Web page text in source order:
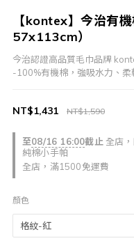
【kontex】今治有
57x113cm）
今治認證高品質毛巾品牌
-100%有機棉，強吸水力、柔
至08/16 16:00截止 全店
純棉小手帕
全店，滿1500免運費
NT$1,590
NT$1,431
顏色